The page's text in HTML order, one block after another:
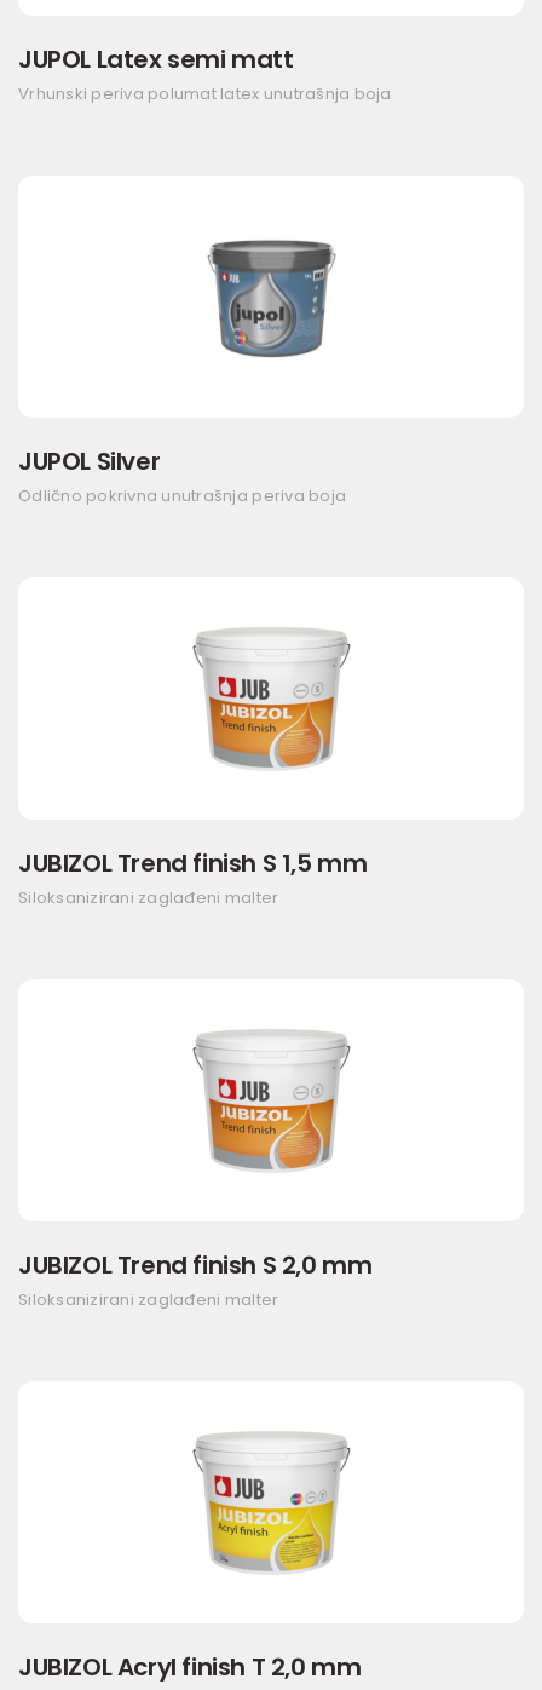
JUPOL Latex semi matt
Vrhunski periva polumat latex unutrašnja boja
JUPOL Silver
Odlično pokrivna unutrašnja periva boja
JUBIZOL Trend finish S 1,5 mm
Siloksanizirani zaglađeni malter
JUBIZOL Trend finish S 2,0 mm
Siloksanizirani zaglađeni malter
JUBIZOL Acryl finish T 2,0 mm